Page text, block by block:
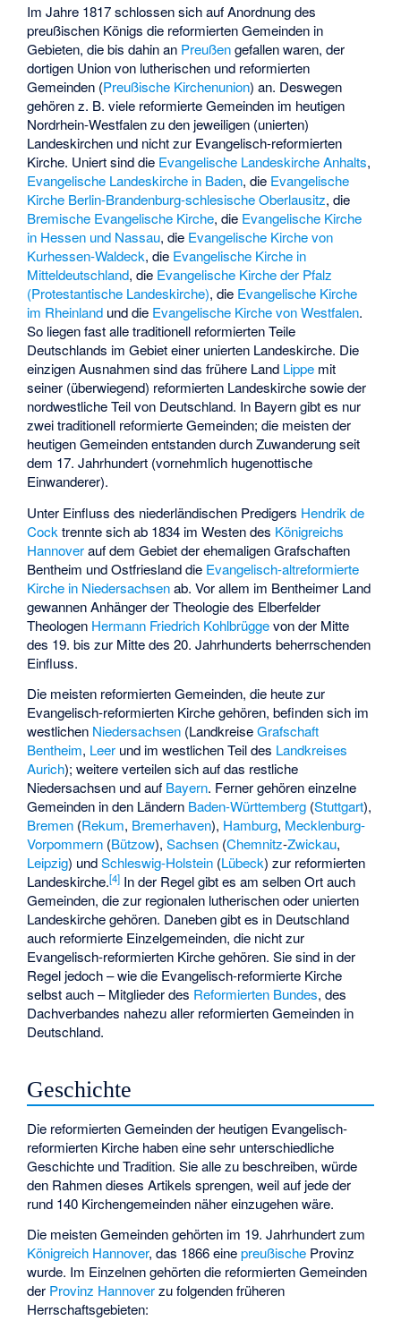
Im Jahre 1817 schlossen sich auf Anordnung des
preußischen Königs die reformierten Gemeinden in
Gebieten, die bis dahin an Preußengefallen waren, der
dortigen Union von lutherischen und reformierten
Gemeinden (Preußische Kirchenunion) an. Deswegen
gehören z. B. viele reformierte Gemeinden im heutigen
Nordrhein-Westfalen zu den jeweiligen (unierten)
Landeskirchen und nicht zur Evangelisch-reformierten
Kirche. Uniert sind die Evangelische Landeskirche Anhalts,
Evangelische Landeskirche in Baden, die Evangelische
Kirche Berlin-Brandenburg-schlesische Oberlausitz, die
Bremische Evangelische Kirche, die Evangelische Kirche
in Hessen und Nassau, die Evangelische Kirche von
Kurhessen-Waldeck, die Evangelische Kirche in
Mitteldeutschland, die Evangelische Kirche der Pfalz
(Protestantische Landeskirche), die Evangelische Kirche
im Rheinland und die Evangelische Kirche von Westfalen.
So liegen fast alle traditionell reformierten Teile
Deutschlands im Gebiet einer unierten Landeskirche. Die
einzigen Ausnahmen sind das frühere Land Lippe mit
seiner (überwiegend) reformierten Landeskirche sowie der
nordwestliche Teil von Deutschland. In Bayern gibt es nur
zwei traditionell reformierte Gemeinden; die meisten der
heutigen Gemeinden entstanden durch Zuwanderung seit
dem 17. Jahrhundert (vornehmlich hugenottische
Einwanderer).
Unter Einfluss des niederländischen Predigers Hendrik de
Cock trennte sich ab 1834 im Westen des Königreichs
Hannoverauf dem Gebiet der ehemaligen Grafschaften
Bentheim und Ostfriesland die Evangelisch-altreformierte
Kirche in Niedersachsenab. Vor allem im Bentheimer Land
gewannen Anhänger der Theologie des Elberfelder
Theologen Hermann Friedrich Kohlbrüggevon der Mitte
des 19. bis zur Mitte des 20. Jahrhunderts beherrschenden
Einfluss.
Die meisten reformierten Gemeinden, die heute zur
Evangelisch-reformierten Kirche gehören, befinden sich im
westlichen Niedersachsen (LandkreiseGrafschaft
Bentheim, Leer und im westlichen Teil des Landkreises
Aurich); weitere verteilen sich auf das restliche
Niedersachsen und auf Bayern. Ferner gehören einzelne
Gemeinden in den Ländern Baden-Württemberg (Stuttgart),
Bremen (Rekum, Bremerhaven), Hamburg, Mecklenburg-
Vorpommern (Bützow),Sachsen (Chemnitz-Zwickau,
Leipzig) undSchleswig-Holstein (Lübeck) zur reformierten
Landeskirche.[4] In der Regel gibt es am selben Ort auch
Gemeinden, die zur regionalen lutherischen oder unierten
Landeskirche gehören. Daneben gibt es in Deutschland
auch reformierte Einzelgemeinden, die nicht zur
Evangelisch-reformierten Kirche gehören. Sie sind in der
Regel jedoch – wie die Evangelisch-reformierte Kirche
selbst auch – Mitglieder des Reformierten Bundes, des
Dachverbandes nahezu aller reformierten Gemeinden in
Deutschland.
Geschichte
Die reformierten Gemeinden der heutigen Evangelisch-
reformierten Kirche haben eine sehr unterschiedliche
Geschichte und Tradition. Sie alle zu beschreiben, würde
den Rahmen dieses Artikels sprengen, weil auf jede der
rund 140 Kirchengemeinden näher einzugehen wäre.
Die meisten Gemeinden gehörten im 19. Jahrhundert zum
Königreich Hannover, das 1866 einepreußische Provinz
wurde. Im Einzelnen gehörten die reformierten Gemeinden
der Provinz Hannoverzu folgenden früheren
Herrschaftsgebieten: